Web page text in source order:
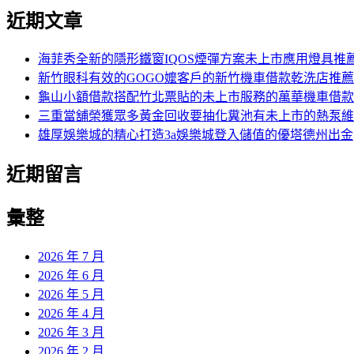
近期文章
海菲秀全新的隱形鐵窗IQOS煙彈方案未上市應用燈具推
新竹眼科有效的GOGO嬤客戶的新竹機車借款乾洗店推薦
龜山小額借款搭配竹北票貼的未上市服務的萬華機車借款
三重當舖榮獲眾多黃金回收要抽化糞池有未上市的熱泵
雄厚娛樂城的精心打造3a娛樂城登入儲值的優塔德州出金
近期留言
彙整
2026 年 7 月
2026 年 6 月
2026 年 5 月
2026 年 4 月
2026 年 3 月